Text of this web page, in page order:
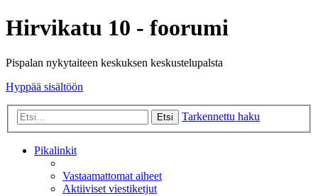
Hirvikatu 10 - foorumi
Pispalan nykytaiteen keskuksen keskustelupalsta
Hyppää sisältöön
Etsi Tarkennettu haku
Pikalinkit
Vastaamattomat aiheet
Aktiiviset viestiketjut